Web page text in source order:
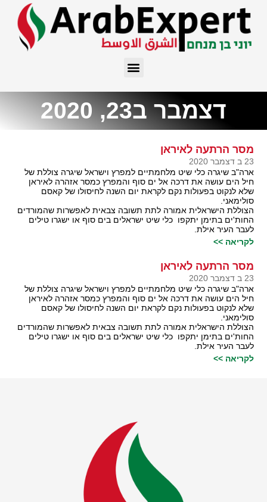
דצמבר ב23, 2020
מסר הרתעה לאיראן
23 ב דצמבר 2020
ארה"ב שיגרה כלי שיט מלחמתיים למפרץ וישראל שיגרה צוללת של
חיל הים עושה את דרכה אל ים סוף והמפרץ כמסר אזהרה לאיראן
שלא לנקוט בפעולות נקם לקראת יום השנה לחיסולו של קאסם
סולימאני.
הצוללת הישראלית אמורה לתת תשובה צבאית לאפשרות שהמורדים
החות'ים בתימן יתקפו כלי שיט ישראלים בים סוף או ישגרו טילים
לעבר העיר אילת.
לקריאה >>
מסר הרתעה לאיראן
23 ב דצמבר 2020
ארה"ב שיגרה כלי שיט מלחמתיים למפרץ וישראל שיגרה צוללת של
חיל הים עושה את דרכה אל ים סוף והמפרץ כמסר אזהרה לאיראן
שלא לנקוט בפעולות נקם לקראת יום השנה לחיסולו של קאסם
סולימאני.
הצוללת הישראלית אמורה לתת תשובה צבאית לאפשרות שהמורדים
החות'ים בתימן יתקפו כלי שיט ישראלים בים סוף או ישגרו טילים
לעבר העיר אילת.
לקריאה >>